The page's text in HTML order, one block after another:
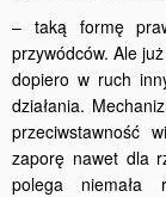
– taką formę
przywód­ców. Ale
dopiero w ruch
działania.
przeciwstaw­ność
zaporę nawet dla
polega